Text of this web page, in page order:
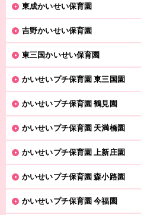
東成かいせい保育園
吉野かいせい保育園
東三国かいせい保育園
かいせいプチ保育園 東三国園
かいせいプチ保育園 鶴見園
かいせいプチ保育園 天満橋園
かいせいプチ保育園 上新庄園
かいせいプチ保育園 森小路園
かいせいプチ保育園 今福園